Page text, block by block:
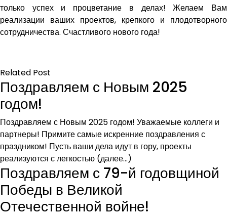
только успех и процветание в делах! Желаем Вам
реализации ваших проектов, крепкого и плодотворного
сотрудничества. Счастливого нового года!
Related Post
Поздравляем с Новым 2025
годом!
Поздравляем с Новым 2025 годом! Уважаемые коллеги и
партнеры! Примите самые искренние поздравления с
праздником! Пусть ваши дела идут в гору, проекты
реализуются с легкостью (далее…)
Поздравляем с 79-й годовщиной
Победы в Великой
Отечественной войне!